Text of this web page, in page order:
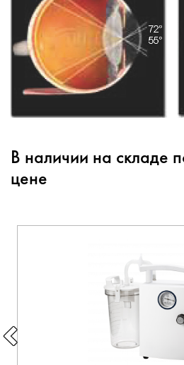
В наличии на складе
цене